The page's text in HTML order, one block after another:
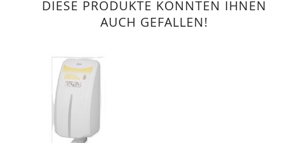
DIESE PRODUKTE KÖNNTEN IHNEN
AUCH GEFALLEN!